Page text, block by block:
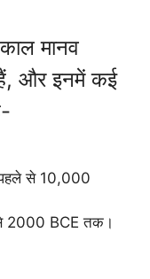
मानव
हैं, और इनमें कई
पहले से 10,000
2000 BCE तक।